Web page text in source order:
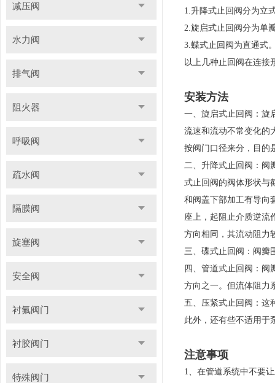
减压阀
水力阀
排气阀
阻火器
呼吸阀
疏水阀
隔膜阀
旋塞阀
安全阀
衬氟阀门
衬胶阀门
特殊阀门
1.升降式止回阀分为立
2.旋启式止回阀分为单
3.蝶式止回阀为直通式
以上几种止回阀在连接
安装方法
一、旋启式止回阀：旋
流速和流动不常变化的
按阀门口径来分，目的
二、升降式止回阀：阀
式止回阀的阀体形状与
和阀盖下部加工有导向
座上，起阻止介质逆流
方向相同，其流动阻力
三、碟式止回阀：阀瓣
四、管道式止回阀：阀
方向之一。但流体阻力
五、压紧式止回阀：这
此外，还有些不适用于
注意事项
1、在管道系统中不要